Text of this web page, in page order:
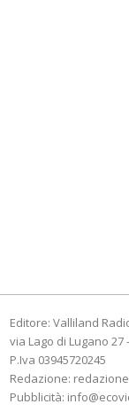
Editore: Valliland
via Lago di Lugano 27
P.Iva 03945720245
Redazione:
Pubblicità: